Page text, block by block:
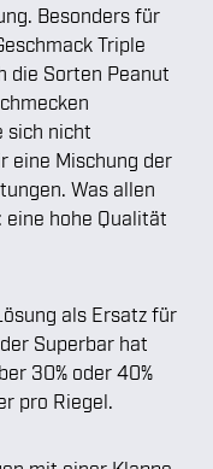
Besonders für
Triple
die Sorten Peanut
sich nicht
eine Mischung der
Was allen
eine hohe Qualität
als Ersatz für
Superbar hat
30% oder 40%
pro Riegel.